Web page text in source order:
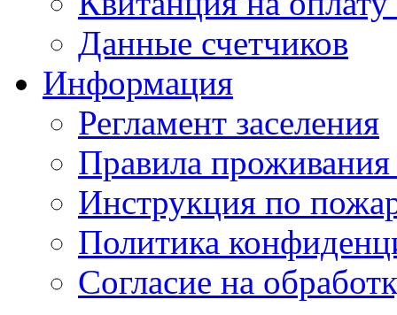
Данные счетчиков
Информация
Регламент заселения
Правила
Инструкция по
Политика
Cогласие на